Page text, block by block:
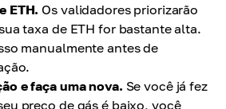
ETH. Os validadores priorizarão
taxa de ETH for bastante alta.
manualmente antes de
e faça uma nova. Se você já fez
preço de gás é baixo, você